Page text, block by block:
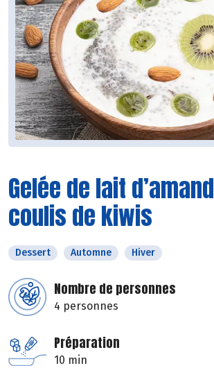
Gelée de lait
coulis de kiwis
Dessert Automne Hiver
Nombre de personnes
4 personnes
Préparation
10 min